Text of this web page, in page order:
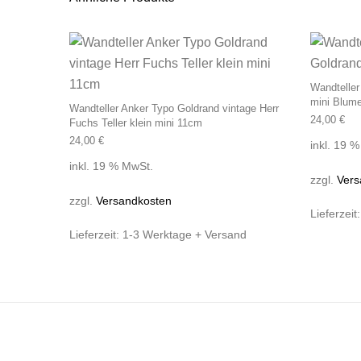
Wandteller Anker Typo Goldrand vintage Herr
Fuchs Teller klein mini 11cm
24,00 €
inkl. 19 % MwSt.
zzgl. Versandkosten
Lieferzeit: 1-3 Werktage + Versand
mini
24,00 €
inkl. 19
zzgl.
Lieferzeit: